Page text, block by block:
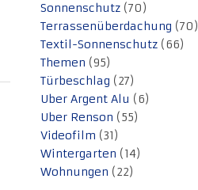
Sonnenschutz (70)
Terrassenüberdachung (70)
Textil-Sonnenschutz (66)
Themen (95)
Türbeschlag (27)
Uber Argent Alu (6)
Uber Renson (55)
Videofilm (31)
Wintergarten (14)
Wohnungen (22)